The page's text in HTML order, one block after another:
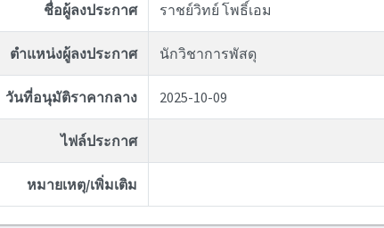
ชื่อผู้ลงประกาศ ราชย์วิทย์ โพธิ์เอม
ตำแหน่งผู้ลงประกาศ นักวิชาการพัสดุ
วันที่อนุมัติราคากลาง 2025-10-09
ไฟล์ประกาศ
หมายเหตุ/เพิ่มเติม